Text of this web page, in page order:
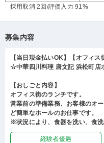
採用取消 2回 /評価入力 91%
募集内容
【当日現金払いOK】【オフィ
☆中華四川料理 唐文記 浜松町店
【おしごと内容】
オフィス街のランチです。
営業前の準備業務、お客様のオ
ど簡単なホールのお仕事です。
※状況により、食器を洗い、食
経験者優遇